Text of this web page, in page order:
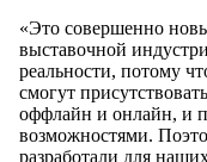
«Это совершенно
выставочной
реальности, потому
смогут
оффлайн и онлайн, и
возможностями.
разработали для